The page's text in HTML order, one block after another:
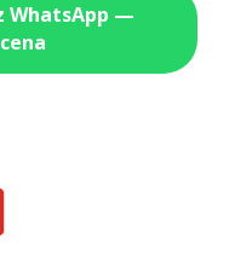
WhatsApp —